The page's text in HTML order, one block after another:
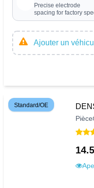
Precise electrode
spacing for factory
Ajouter un
Standard/OE
Pièce